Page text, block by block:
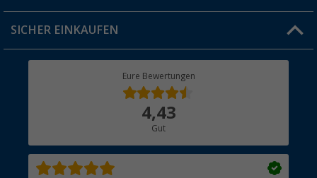
Jobs & Karriere
Rücksendung
SICHER EINKAUFEN
Eure Bewertungen
4,43
Gut